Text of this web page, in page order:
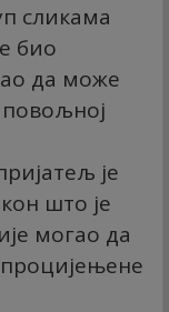
сликама
био
да може
је
што је
могао да